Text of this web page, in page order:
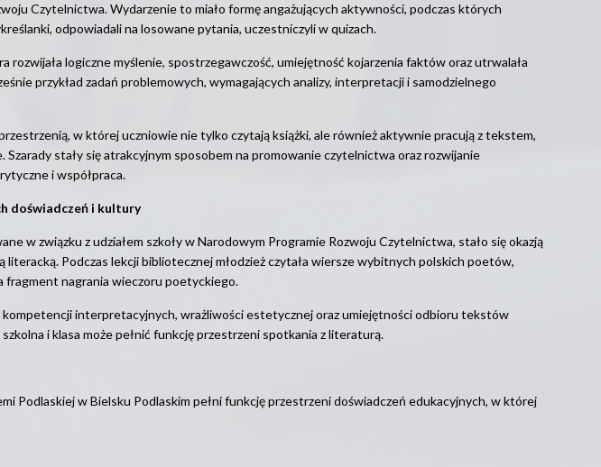
Czytelnictwa. Wydarzenie to miało formę angażujących aktywności, podczas których
odpowiadali na losowane pytania, uczestniczyli w quizach.
rozwijała logiczne myślenie, spostrzegawczość, umiejętność kojarzenia faktów oraz utrwalała
przykład zadań problemowych, wymagających analizy, interpretacji i samodzielnego
w której uczniowie nie tylko czytają książki, ale również aktywnie pracują z tekstem,
stały się atrakcyjnym sposobem na promowanie czytelnictwa oraz rozwijanie
i współpraca.
doświadczeń i kultury
w związku z udziałem szkoły w Narodowym Programie Rozwoju Czytelnictwa, stało się okazją
Podczas lekcji bibliotecznej młodzież czytała wiersze wybitnych polskich poetów,
fragment nagrania wieczoru poetyckiego.
kompetencji interpretacyjnych, wrażliwości estetycznej oraz umiejętności odbioru tekstów
i klasa może pełnić funkcję przestrzeni spotkania z literaturą.
Podlaskiej w Bielsku Podlaskim pełni funkcję przestrzeni doświadczeń edukacyjnych, w której